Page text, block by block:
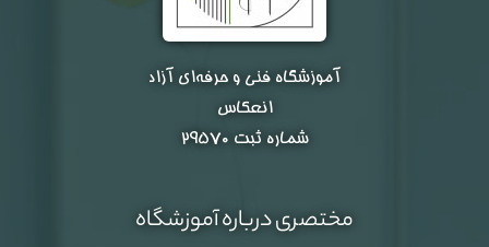
آموزشگاه فنی و حرفه‌ای آزاد
انعکاس
شماره ثبت ۲۹۵۷۰
مختصری درباره آموزشگاه